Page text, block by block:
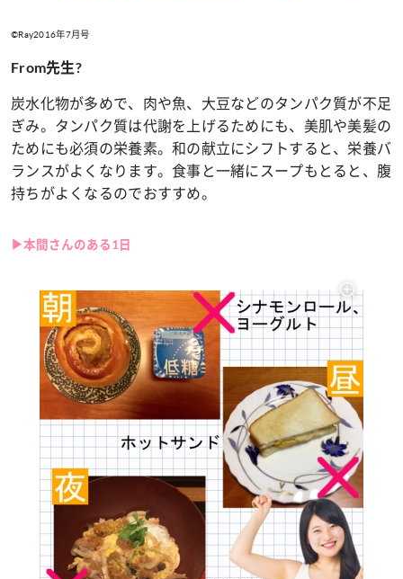
©Ray2016年7月号
From先生?
炭水化物が多めで、肉や魚、大豆などのタンパク質が不足
ぎみ。タンパク質は代謝を上げるためにも、美肌や美髪の
ためにも必須の栄養素。和の献立にシフトすると、栄養バ
ランスがよくなります。食事と一緒にスープもとると、腹
持ちがよくなるのでおすすめ。
▶本間さんのある1日